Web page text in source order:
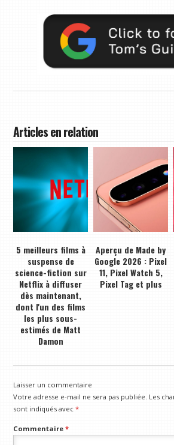
Articles en relation
5 meilleurs films à
suspense de
science-fiction sur
Netflix à diffuser
dès maintenant,
dont l'un des films
les plus sous-
estimés de Matt
Damon
Aperçu de Made by
Google 2026 : Pixel
11, Pixel Watch 5,
Pixel Tag et plus
Laisser un commentaire
Votre adresse e-mail ne sera pas publiée. Les
sont indiqués avec*
Commentaire*